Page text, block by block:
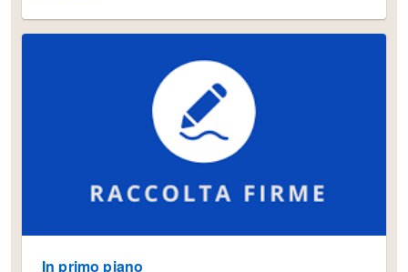
In primo piano